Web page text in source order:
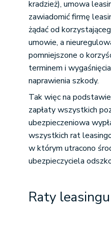
kradzież), umowa
zawiadomić firmę
żądać od
umowie, a
pomniejszone o
terminem i
naprawienia szkody.
Tak więc na
zapłaty wszystkich
ubezpieczeniowa
wszystkich rat
w którym utracono
ubezpieczyciela
Raty